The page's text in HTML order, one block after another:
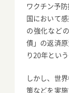
ワクチン予
国において
の強化など
債」の返済
り20年とい
しかし、世
策などを実